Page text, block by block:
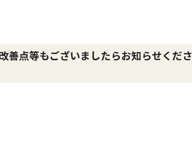
善点等もございましたらお知らせくださ